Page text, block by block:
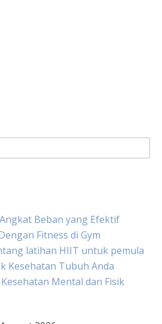
Beban yang Efektif
Fitness di Gym
latihan HIIT untuk pemula
Kesehatan Tubuh Anda
Mental dan Fisik